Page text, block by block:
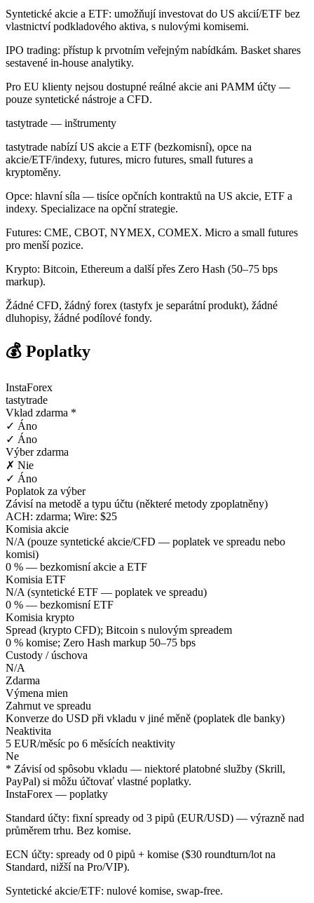
Syntetické akcie a ETF: umožňují investovat do US akcií/ETF bez
vlastnictví podkladového aktiva, s nulovými komisemi.
IPO trading: přístup k prvotním veřejným nabídkám. Basket shares
sestavené in-house analytiky.
Pro EU klienty nejsou dostupné reálné akcie ani PAMM účty —
pouze syntetické nástroje a CFD.
tastytrade — inštrumenty
tastytrade nabízí US akcie a ETF (bezkomisní), opce na
akcie/ETF/indexy, futures, micro futures, small futures a
kryptoměny.
Opce: hlavní síla — tisíce opčních kontraktů na US akcie, ETF a
indexy. Specializace na opční strategie.
Futures: CME, CBOT, NYMEX, COMEX. Micro a small futures
pro menší pozice.
Krypto: Bitcoin, Ethereum a další přes Zero Hash (50–75 bps
markup).
Žádné CFD, žádný forex (tastyfx je separátní produkt), žádné
dluhopisy, žádné podílové fondy.
💰 Poplatky
InstaForex
tastytrade
Vklad zdarma *
✓ Áno
✓ Áno
Výber zdarma
✗ Nie
✓ Áno
Poplatok za výber
Závisí na metodě a typu účtu (některé metody zpoplatněny)
ACH: zdarma; Wire: $25
Komisia akcie
N/A (pouze syntetické akcie/CFD — poplatek ve spreadu nebo
komisi)
0 % — bezkomisní akcie a ETF
Komisia ETF
N/A (syntetické ETF — poplatek ve spreadu)
0 % — bezkomisní ETF
Komisia krypto
Spread (krypto CFD); Bitcoin s nulovým spreadem
0 % komise; Zero Hash markup 50–75 bps
Custody / úschova
N/A
Zdarma
Výmena mien
Zahrnut ve spreadu
Konverze do USD při vkladu v jiné měně (poplatek dle banky)
Neaktivita
5 EUR/měsíc po 6 měsících neaktivity
Ne
* Závisí od spôsobu vkladu — niektoré platobné služby (Skrill,
PayPal) si môžu účtovať vlastné poplatky.
InstaForex — poplatky
Standard účty: fixní spready od 3 pipů (EUR/USD) — výrazně nad
průměrem trhu. Bez komise.
ECN účty: spready od 0 pipů + komise ($30 roundturn/lot na
Standard, nižší na Pro/VIP).
Syntetické akcie/ETF: nulové komise, swap-free.